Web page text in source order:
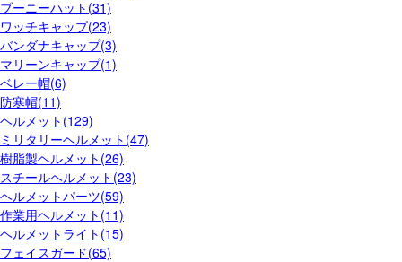
ブーニーハット(31)
ワッチキャップ(23)
バンダナキャップ(3)
マリーンキャップ(1)
ベレー帽(6)
防寒帽(11)
ヘルメット(129)
ミリタリーヘルメット(47)
樹脂製ヘルメット(26)
スチールヘルメット(23)
ヘルメットパーツ(59)
作業用ヘルメット(11)
ヘルメットライト(15)
フェイスガード(65)